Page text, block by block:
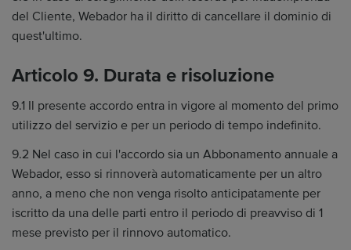
del Cliente, Webador ha il diritto di cancellare il dominio di
quest'ultimo.
Articolo 9. Durata e risoluzione
9.1 Il presente accordo entra in vigore al momento del primo
utilizzo del servizio e per un periodo di tempo indefinito.
9.2 Nel caso in cui l'accordo sia un Abbonamento annuale a
Webador, esso si rinnoverà automaticamente per un altro
anno, a meno che non venga risolto anticipatamente per
iscritto da una delle parti entro il periodo di preavviso di 1
mese previsto per il rinnovo automatico.